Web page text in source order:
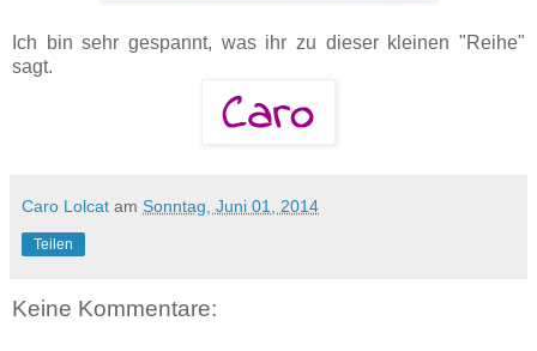
Ich bin sehr gespannt, was ihr zu dieser kleinen "Reihe"
sagt.
Caro Lolcat am Sonntag, Juni 01, 2014
Teilen
Keine Kommentare: